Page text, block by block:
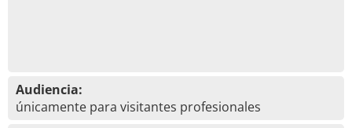
Audiencia:
únicamente para visitantes profesionales